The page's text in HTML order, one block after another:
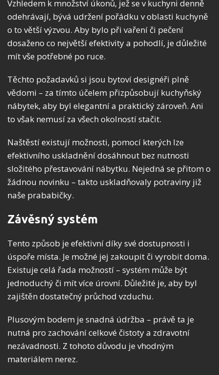
Vzhledem k množství úkonů, jež se v kuchyni denně
odehrávají, bývá udržení pořádku v oblasti kuchyně
o to větší výzvou. Aby bylo při vaření či pečení
dosaženo co největší efektivity a pohodlí, je důležité
mít vše potřebné po ruce.
Těchto požadavků si jsou bytoví designéři plně
vědomi – za tímto účelem přizpůsobují kuchyňský
nábytek, aby byl elegantní a praktický zároveň. Ani
to však nemusí za všech okolností stačit.
Naštěstí existují možnosti, pomocí kterých lze
efektivního uskladnění dosáhnout bez nutnosti
složitého přestavování nábytku. Nejedná se přitom o
žádnou novinku – takto uskladňovaly potraviny již
naše prababičky.
Závěsný systém
Tento způsob je efektivní díky své dostupnosti i
úspoře místa. Je možné jej zakoupit či vyrobit doma.
Existuje celá řada možností – systém může být
jednoduchý či mít více úrovní. Důležité je, aby byl
zajištěn dostatečný průchod vzduchu.
Plusovým bodem je snadná údržba – právě ta je
nutná pro zachování celkové čistoty a zdravotní
nezávadnosti. Z tohoto důvodu je vhodným
materiálem nerez.